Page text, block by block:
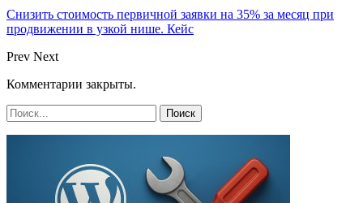
Снизить стоимость первичной заявки на 35% за месяц при
продвижении в узкой нише. Кейс
Prev Next
Комментарии закрыты.